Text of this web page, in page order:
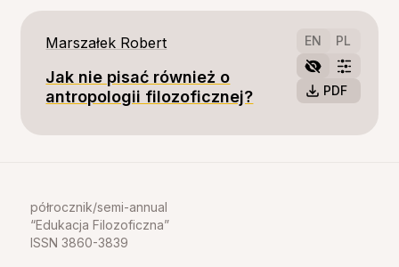
EN PL
PDF
Marszałek Robert
Jak nie pisać również o
antropologii filozoficznej?
półrocznik/semi-annual
Edukacja Filozoficzna
ISSN 3860-3839